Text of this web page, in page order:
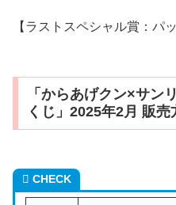
【ラストスペシャル賞：パ
「からあげクン×サン
くじ」2025年2月 販
CHECK